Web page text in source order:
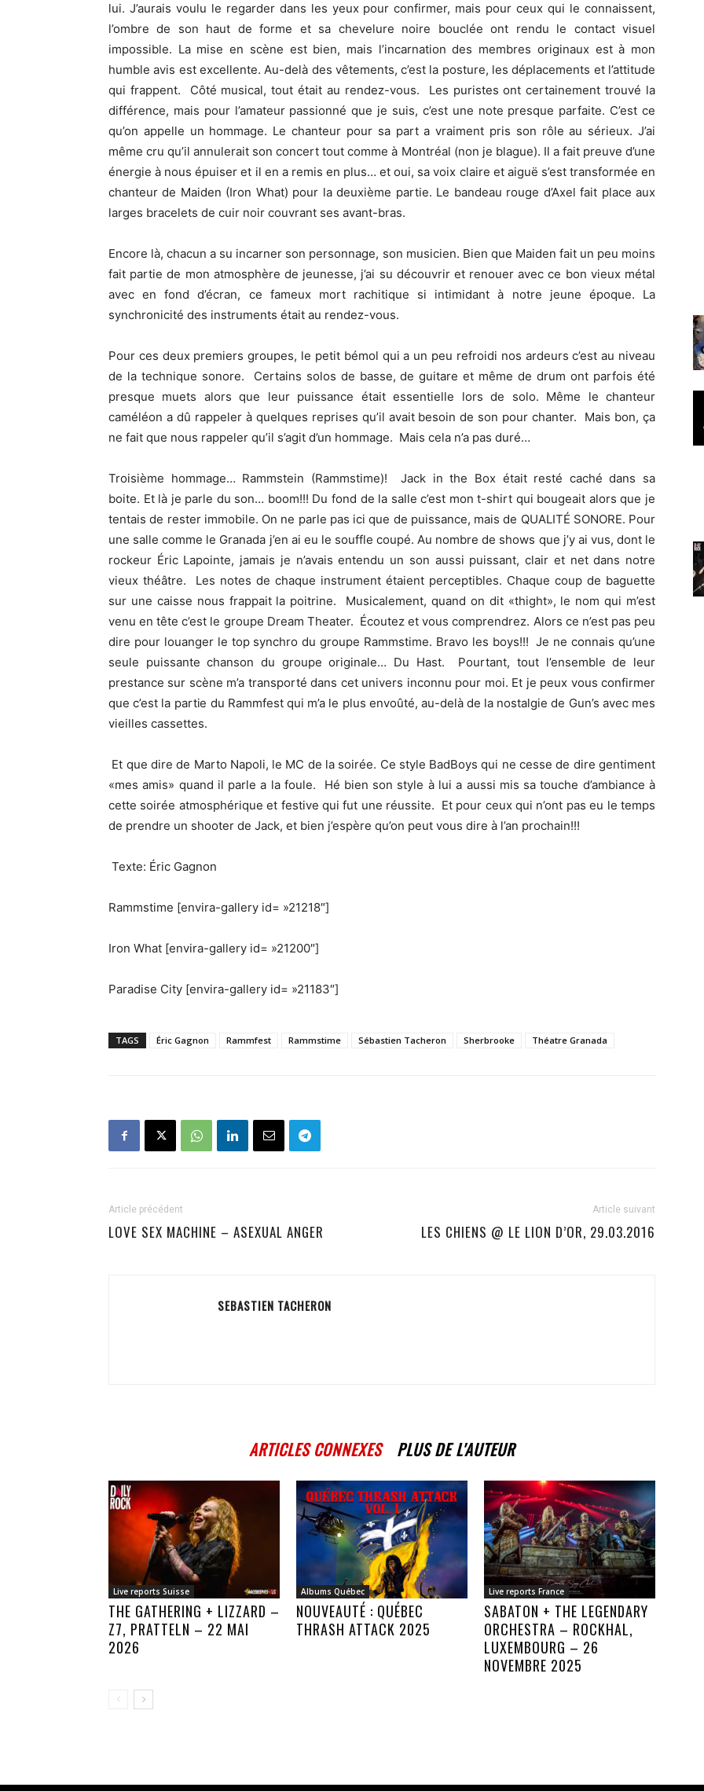
lui. J’aurais voulu le regarder dans les yeux pour confirmer, mais pour ceux qui le connaissent,
l’ombre de son haut de forme et sa chevelure noire bouclée ont rendu le contact visuel
impossible. La mise en scène est bien, mais l’incarnation des membres originaux est à mon
humble avis est excellente. Au-delà des vêtements, c’est la posture, les déplacements et l’attitude
qui frappent. Côté musical, tout était au rendez-vous. Les puristes ont certainement trouvé la
différence, mais pour l’amateur passionné que je suis, c’est une note presque parfaite. C’est ce
qu’on appelle un hommage. Le chanteur pour sa part a vraiment pris son rôle au sérieux. J’ai
même cru qu’il annulerait son concert tout comme à Montréal (non je blague). Il a fait preuve d’une
énergie à nous épuiser et il en a remis en plus… et oui, sa voix claire et aiguë s’est transformée en
chanteur de Maiden (Iron What) pour la deuxième partie. Le bandeau rouge d’Axel fait place aux
larges bracelets de cuir noir couvrant ses avant-bras.
Encore là, chacun a su incarner son personnage, son musicien. Bien que Maiden fait un peu moins
fait partie de mon atmosphère de jeunesse, j’ai su découvrir et renouer avec ce bon vieux métal
avec en fond d’écran, ce fameux mort rachitique si intimidant à notre jeune époque. La
synchronicité des instruments était au rendez-vous.
Pour ces deux premiers groupes, le petit bémol qui a un peu refroidi nos ardeurs c’est au niveau
de la technique sonore. Certains solos de basse, de guitare et même de drum ont parfois été
presque muets alors que leur puissance était essentielle lors de solo. Même le chanteur
caméléon a dû rappeler à quelques reprises qu’il avait besoin de son pour chanter. Mais bon, ça
ne fait que nous rappeler qu’il s’agit d’un hommage. Mais cela n’a pas duré…
Troisième hommage… Rammstein (Rammstime)! Jack in the Box était resté caché dans sa
boite. Et là je parle du son… boom!!! Du fond de la salle c’est mon t-shirt qui bougeait alors que je
tentais de rester immobile. On ne parle pas ici que de puissance, mais de QUALITÉ SONORE. Pour
une salle comme le Granada j’en ai eu le souffle coupé. Au nombre de shows que j’y ai vus, dont le
rockeur Éric Lapointe, jamais je n’avais entendu un son aussi puissant, clair et net dans notre
vieux théâtre. Les notes de chaque instrument étaient perceptibles. Chaque coup de baguette
sur une caisse nous frappait la poitrine. Musicalement, quand on dit «thight», le nom qui m’est
venu en tête c’est le groupe Dream Theater. Écoutez et vous comprendrez. Alors ce n’est pas peu
dire pour louanger le top synchro du groupe Rammstime. Bravo les boys!!! Je ne connais qu’une
seule puissante chanson du groupe originale… Du Hast. Pourtant, tout l’ensemble de leur
prestance sur scène m’a transporté dans cet univers inconnu pour moi. Et je peux vous confirmer
que c’est la partie du Rammfest qui m’a le plus envoûté, au-delà de la nostalgie de Gun’s avec mes
vieilles cassettes.
Et que dire de Marto Napoli, le MC de la soirée. Ce style BadBoys qui ne cesse de dire gentiment
«mes amis» quand il parle a la foule. Hé bien son style à lui a aussi mis sa touche d’ambiance à
cette soirée atmosphérique et festive qui fut une réussite. Et pour ceux qui n’ont pas eu le temps
de prendre un shooter de Jack, et bien j’espère qu’on peut vous dire à l’an prochain!!!
Texte: Éric Gagnon
Rammstime [envira-gallery id= »21218″]
Iron What [envira-gallery id= »21200″]
Paradise City [envira-gallery id= »21183″]
TAGS Éric Gagnon Rammfest Rammstime Sébastien Tacheron Sherbrooke Théatre Granada
Article précédent
LOVE SEX MACHINE – ASEXUAL ANGER
Article suivant
LES CHIENS @ LE LION D’OR, 29.03.2016
SEBASTIEN TACHERON
ARTICLES CONNEXES PLUS DE L'AUTEUR
Live reports Suisse
THE GATHERING + LIZZARD –
Z7, PRATTELN – 22 MAI
2026
Albums Québec
NOUVEAUTÉ : QUÉBEC
THRASH ATTACK 2025
Live reports France
SABATON + THE LEGENDARY
ORCHESTRA – ROCKHAL,
LUXEMBOURG – 26
NOVEMBRE 2025